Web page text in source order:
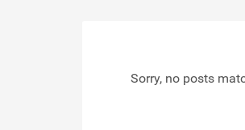
Sorry, no posts